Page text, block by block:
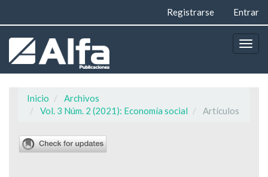
principal
Barra
lateral
Registrarse Entrar
Inicio
Archivos
Vol. 3 Núm. 2 (2021): Economía social
Artículos